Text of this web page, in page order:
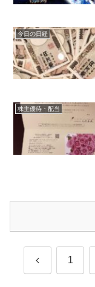
今日の日経
株主優待・配当
前 1